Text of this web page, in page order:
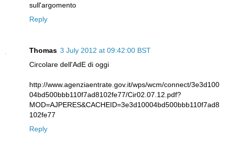
sull'argomento
Reply
Thomas 3 July 2012 at 09:42:00 BST
Circolare dell'AdE di oggi
http://www.agenziaentrate.gov.it/wps/wcm/connect/3e3d100
04bd500bbb110f7ad8102fe77/Cir02.07.12.pdf?
MOD=AJPERES&CACHEID=3e3d10004bd500bbb110f7ad8
102fe77
Reply